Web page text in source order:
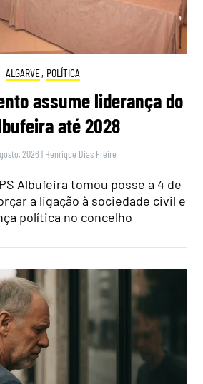
ALGARVE, POLÍTICA
assume liderança do
até 2028
2026 | Henrique Dias Freire
Albufeira tomou posse a 4 de
a ligação à sociedade civil e
política no concelho